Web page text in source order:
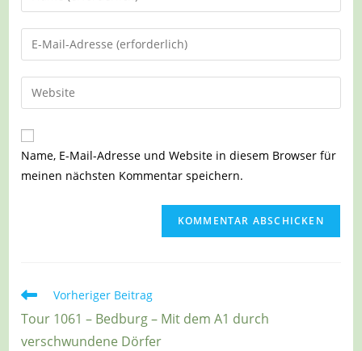
deinen
Namen
oder
zum
Kommentieren
ein
Gib
deine
E-
Mail-
zum
Kommentieren
ein
Gib
deine
Website-
URL
Name, E-Mail-Adresse und Website in diesem Browser für
meinen nächsten Kommentar speichern.
Weitere
ansehen
Vorheriger Beitrag
Tour 1061 – Bedburg – Mit dem A1 durch
verschwundene Dörfer